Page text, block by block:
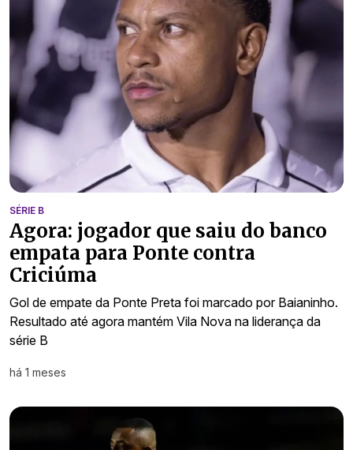
SÉRIE B
Agora: jogador que saiu do banco
empata para Ponte contra
Criciúma
Gol de empate da Ponte Preta foi marcado por Baianinho.
Resultado até agora mantém Vila Nova na liderança da
série B
há 1 meses